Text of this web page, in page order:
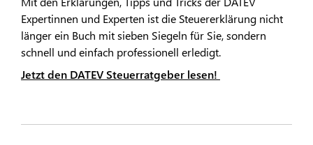
Expertinnen und Experten ist die Steuererklärung nicht
länger ein Buch mit sieben Siegeln für Sie, sondern
schnell und einfach professionell erledigt.
Jetzt den DATEV Steuerratgeber lesen!